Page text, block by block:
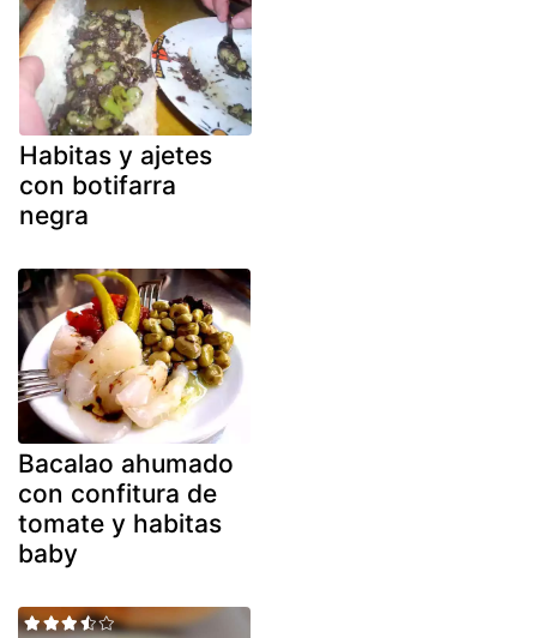
Habitas y ajetes
con botifarra
negra
Bacalao ahumado
con confitura de
tomate y habitas
baby